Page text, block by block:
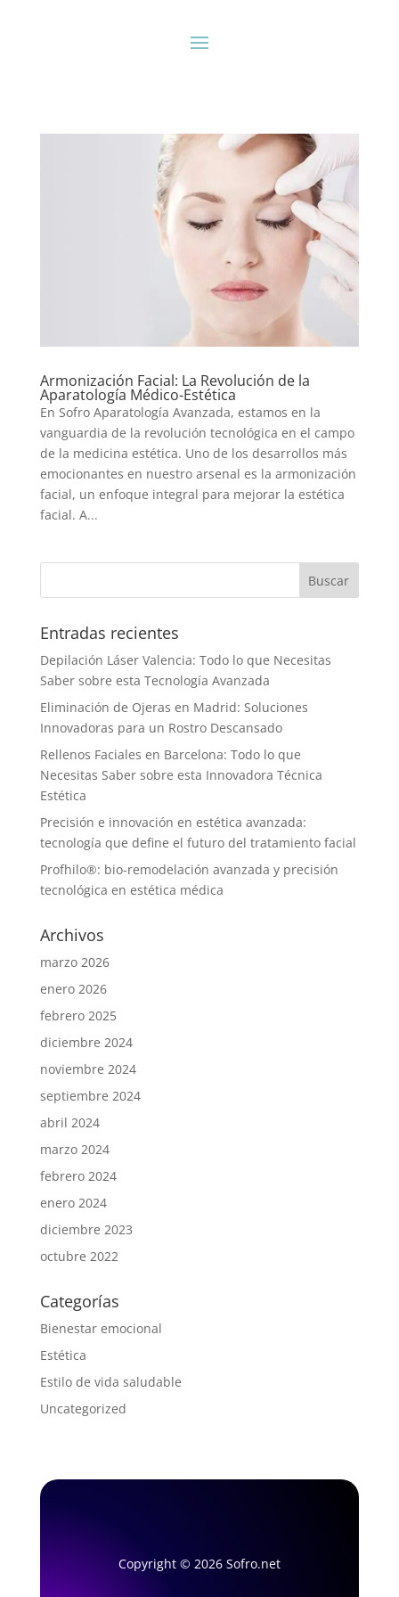
Armonización Facial: La Revolución de la
Aparatología Médico-Estética
En Sofro Aparatología Avanzada, estamos en la
vanguardia de la revolución tecnológica en el campo
de la medicina estética. Uno de los desarrollos más
emocionantes en nuestro arsenal es la armonización
facial, un enfoque integral para mejorar la estética
facial. A...
Entradas recientes
Depilación Láser Valencia: Todo lo que Necesitas
Saber sobre esta Tecnología Avanzada
Eliminación de Ojeras en Madrid: Soluciones
Innovadoras para un Rostro Descansado
Rellenos Faciales en Barcelona: Todo lo que
Necesitas Saber sobre esta Innovadora Técnica
Estética
Precisión e innovación en estética avanzada:
tecnología que define el futuro del tratamiento facial
Profhilo®: bio-remodelación avanzada y precisión
tecnológica en estética médica
Archivos
marzo 2026
enero 2026
febrero 2025
diciembre 2024
noviembre 2024
septiembre 2024
abril 2024
marzo 2024
febrero 2024
enero 2024
diciembre 2023
octubre 2022
Categorías
Bienestar emocional
Estética
Estilo de vida saludable
Uncategorized
Copyright © 2026 Sofro.net